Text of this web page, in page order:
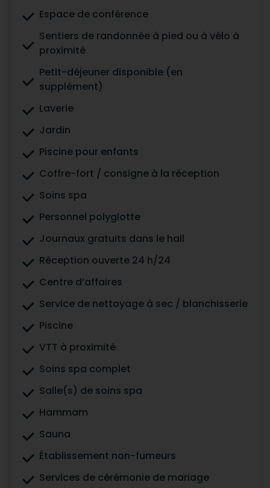
Espace de conférence
Sentiers de randonnée à pied ou à vélo à
proximité
Petit-déjeuner disponible (en
supplément)
Laverie
Jardin
Piscine pour enfants
Coffre-fort / consigne à la réception
Soins spa
Personnel polyglotte
Journaux gratuits dans le hall
Réception ouverte 24 h/24
Centre d’affaires
Service de nettoyage à sec / blanchisserie
Piscine
VTT à proximité
Soins spa complet
Salle(s) de soins spa
Hammam
Sauna
Établissement non-fumeurs
Services de cérémonie de mariage